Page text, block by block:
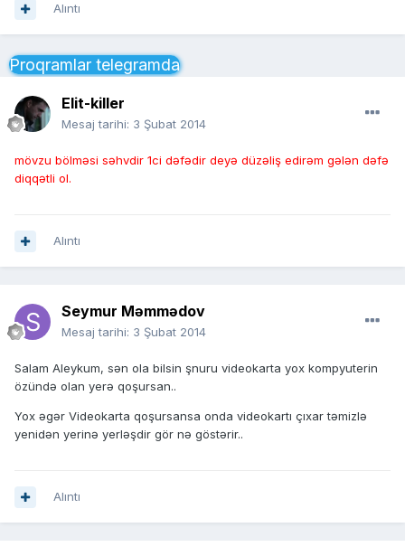
Alıntı
Proqramlar telegramda
Elit-killer
Mesaj tarihi: 3 Şubat 2014
mövzu bölməsi səhvdir 1ci dəfədir deyə düzəliş edirəm gələn dəfə
diqqətli ol.
Alıntı
Seymur Məmmədov
Mesaj tarihi: 3 Şubat 2014
Salam Aleykum, sən ola bilsin şnuru videokarta yox kompyuterin
özündə olan yerə qoşursan..
Yox əgər Videokarta qoşursansa onda videokartı çıxar təmizlə
yenidən yerinə yerləşdir gör nə göstərir..
Alıntı